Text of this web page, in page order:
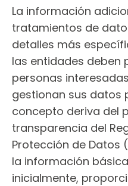
La información
tratamientos de
detalles más
las entidades deben
personas
gestionan sus datos
concepto deriva del
transparencia del
Protección de Datos
la información
inicialmente,